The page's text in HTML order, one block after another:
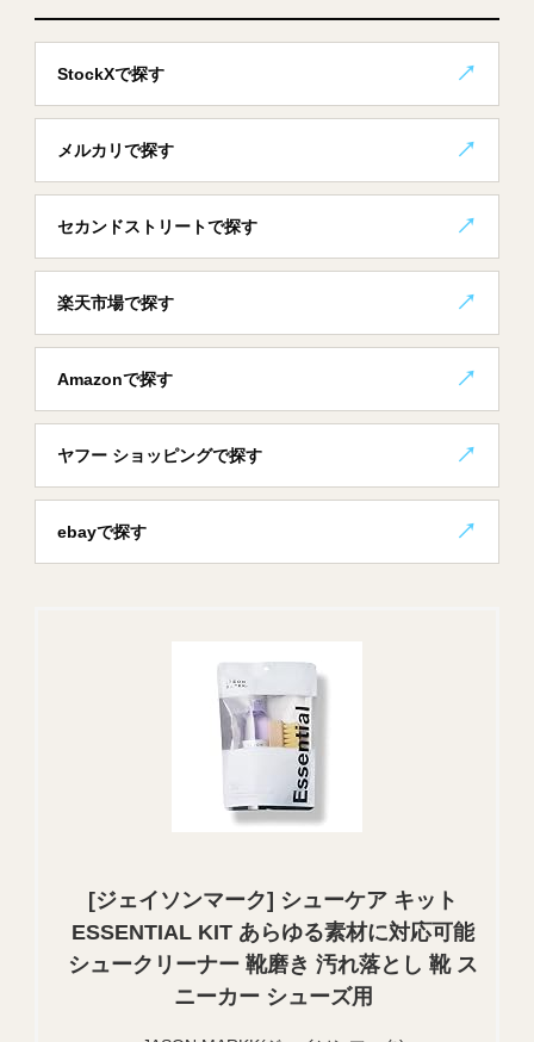
StockXで探す
メルカリで探す
セカンドストリートで探す
楽天市場で探す
Amazonで探す
ヤフー ショッピングで探す
ebayで探す
[ジェイソンマーク] シューケア キット
ESSENTIAL KIT あらゆる素材に対応可能
シュークリーナー 靴磨き 汚れ落とし 靴 ス
ニーカー シューズ用